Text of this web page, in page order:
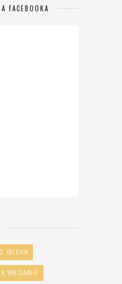
FACEBOOKA
MLEKA
WEGANIE